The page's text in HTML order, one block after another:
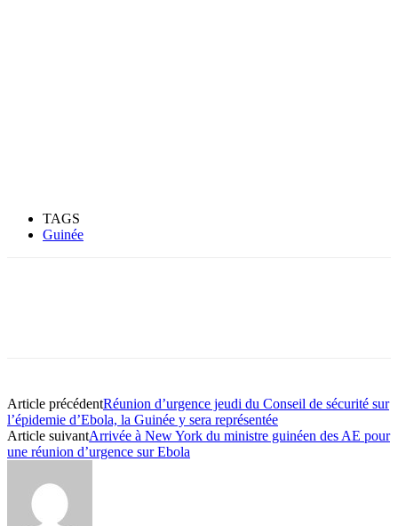
TAGS
Guinée
Article précédentRéunion d’urgence jeudi du Conseil de sécurité sur
l’épidemie d’Ebola, la Guinée y sera représentée
Article suivantArrivée à New York du ministre guinéen des AE pour
une réunion d’urgence sur Ebola